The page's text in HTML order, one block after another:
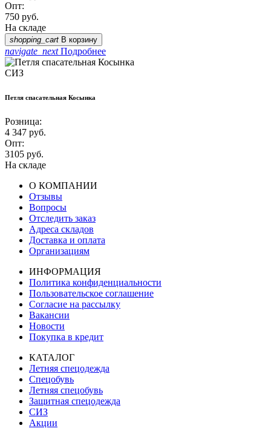
Опт:
750 руб.
На складе
shopping_cart В корзину
navigate_nextПодробнее
СИЗ
Петля спасательная Косынка
Розница:
4 347 руб.
Опт:
3105 руб.
На складе
О КОМПАНИИ
Отзывы
Вопросы
Отследить заказ
Адреса складов
Доставка и оплата
Организациям
ИНФОРМАЦИЯ
Политика конфиденциальности
Пользовательское соглашение
Согласие на рассылку
Вакансии
Новости
Покупка в кредит
КАТАЛОГ
Летняя спецодежда
Спецобувь
Летняя спецобувь
Защитная спецодежда
СИЗ
Акции